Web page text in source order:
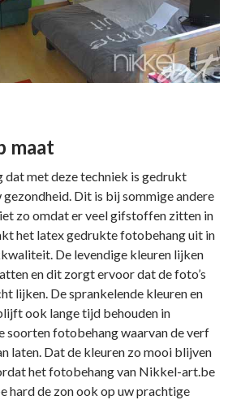
maat
dat met deze techniek is gedrukt
Dit is bij sommige andere
zo omdat er veel gifstoffen zitten in
het latex gedrukte fotobehang uit in
De levendige kleuren lijken
en dit zorgt ervoor dat de foto’s
lijken. De sprankelende kleuren en
ook lange tijd behouden in
soorten fotobehang waarvan de verf
laten. Dat de kleuren zo mooi blijven
het fotobehang van Nikkel-art.be
hard de zon ook op uw prachtige